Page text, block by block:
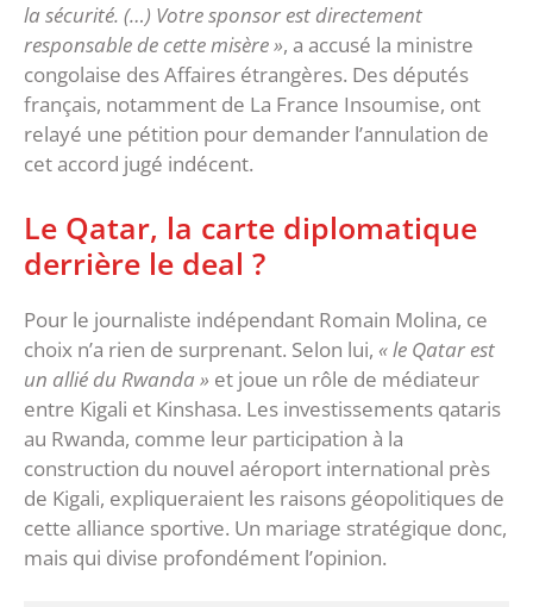
la sécurité. (…) Votre sponsor est directement
responsable de cette misère », a accusé la ministre
congolaise des Affaires étrangères. Des députés
français, notamment de La France Insoumise, ont
relayé une pétition pour demander l’annulation de
cet accord jugé indécent.
Le Qatar, la carte diplomatique
derrière le deal ?
Pour le journaliste indépendant Romain Molina, ce
choix n’a rien de surprenant. Selon lui, « le Qatar est
un allié du Rwanda » et joue un rôle de médiateur
entre Kigali et Kinshasa. Les investissements qataris
au Rwanda, comme leur participation à la
construction du nouvel aéroport international près
de Kigali, expliqueraient les raisons géopolitiques de
cette alliance sportive. Un mariage stratégique donc,
mais qui divise profondément l’opinion.